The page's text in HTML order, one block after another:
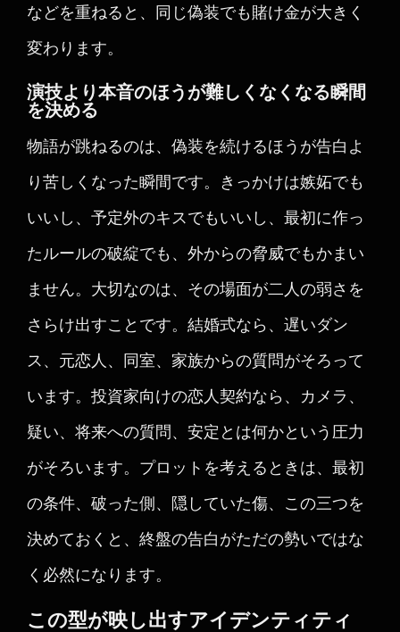
などを重ねると、同じ偽装でも賭け金が大きく
変わります。
演技より本音のほうが難しくなくなる瞬間
を決める
物語が跳ねるのは、偽装を続けるほうが告白よ
り苦しくなった瞬間です。きっかけは嫉妬でも
いいし、予定外のキスでもいいし、最初に作っ
たルールの破綻でも、外からの脅威でもかまい
ません。大切なのは、その場面が二人の弱さを
さらけ出すことです。結婚式なら、遅いダン
ス、元恋人、同室、家族からの質問がそろって
います。投資家向けの恋人契約なら、カメラ、
疑い、将来への質問、安定とは何かという圧力
がそろいます。プロットを考えるときは、最初
の条件、破った側、隠していた傷、この三つを
決めておくと、終盤の告白がただの勢いではな
く必然になります。
この型が映し出すアイデンティティ